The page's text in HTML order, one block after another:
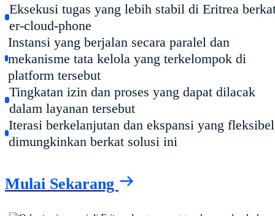
Eksekusi tugas yang lebih stabil di Eritrea
er-cloud-phone
Instansi yang berjalan secara paralel dan
mekanisme tata kelola yang terkelompok di
platform tersebut
Tingkatan izin dan proses yang dapat dilacak
dalam layanan tersebut
Iterasi berkelanjutan dan ekspansi yang fleksibel
dimungkinkan berkat solusi ini
Mulai Sekarang